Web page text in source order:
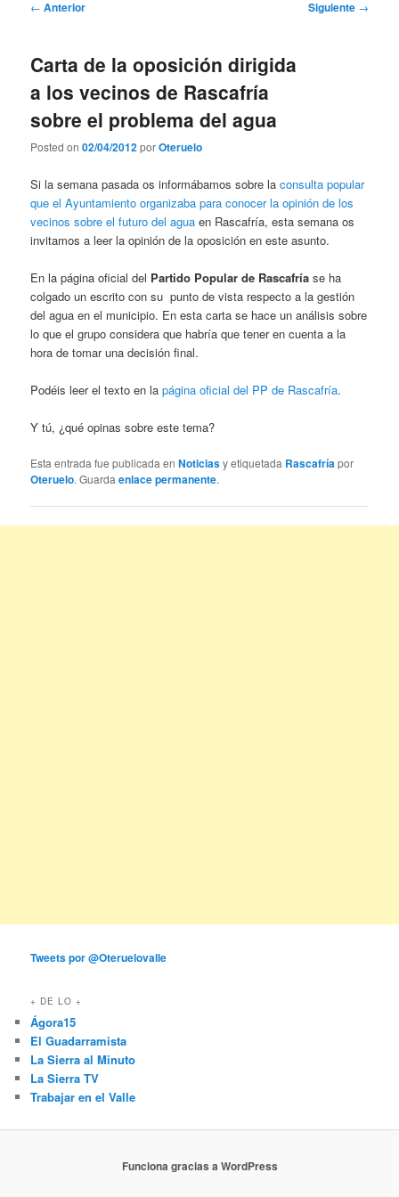
Navegación
← Anterior Siguiente →
Carta de la oposición dirigida
a los vecinos de Rascafría
sobre el problema del agua
Posted on02/04/2012porOteruelo
Si la semana pasada os informábamos sobre laconsulta popular
que el Ayuntamiento organizaba para conocer la opinión de los
vecinos sobre el futuro del agua en Rascafría, esta semana os
invitamos a leer la opinión de la oposición en este asunto.
En la página oficial del Partido Popular de Rascafría se ha
colgado un escrito con su punto de vista respecto a la gestión
del agua en el municipio. En esta carta se hace un análisis sobre
lo que el grupo considera que habría que tener en cuenta a la
hora de tomar una decisión final.
Podéis leer el texto en lapágina oficial del PP de Rascafría.
Y tú, ¿qué opinas sobre este tema?
Esta entrada fue publicada enNoticiasy etiquetada Rascafríapor
Oteruelo. Guardaenlace permanente.
Tweets por @Oteruelovalle
+ DE LO +
Ágora15
El Guadarramista
La Sierra al Minuto
La Sierra TV
Trabajar en el Valle
Funciona gracias a WordPress